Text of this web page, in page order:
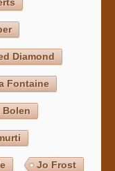
Diamond
Fontaine
Bolen
Jo Frost